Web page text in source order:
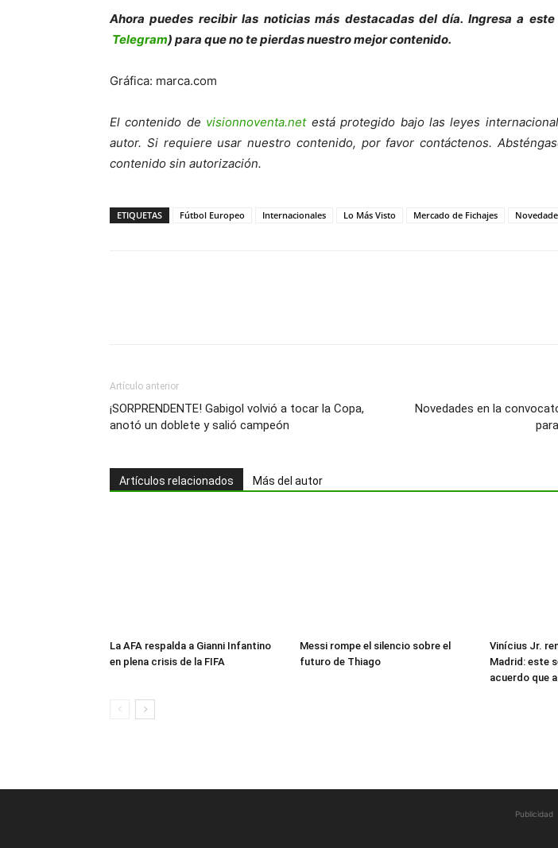
Ahora puedes recibir las noticias más destacadas del día. Ingresa a
Telegram) para que no te pierdas nuestro mejor contenido.
Gráfica: marca.com
El contenido de visionnoventa.netestá protegido bajo las leyes
autor. Si requiere usar nuestro contenido, por favor contáctenos.
contenido sin autorización.
ETIQUETAS Fútbol Europeo Internacionales Lo Más Visto Mercado de Fichajes
Artículo anterior
¡SORPRENDENTE! Gabigol volvió a tocar la Copa,
anotó un doblete y salió campeón
Novedades en la
Artículos relacionados Más del autor
La AFA respalda a Gianni Infantino
en plena crisis de la FIFA
Messi rompe el silencio sobre el
futuro de Thiago
Vinícius Jr.
Madrid: este
acuerdo que
Publicidad